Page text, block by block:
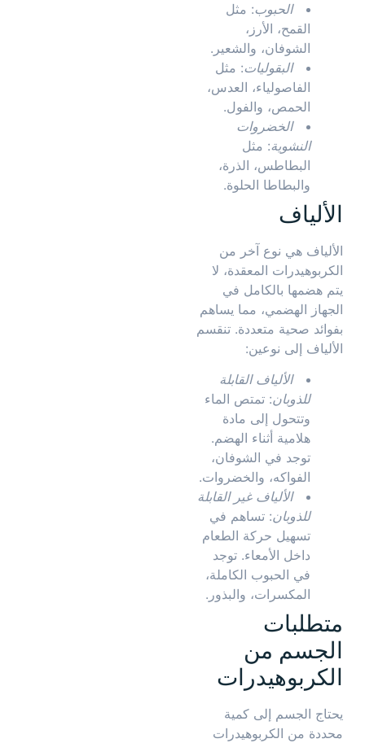
الحبوب: مثل
القمح، الأرز،
الشوفان، والشعير.
البقوليات: مثل
الفاصولياء، العدس،
الحمص، والفول.
الخضروات
النشوية: مثل
البطاطس، الذرة،
والبطاطا الحلوة.
الألياف
الألياف هي نوع آخر من
الكربوهيدرات المعقدة، لا
يتم هضمها بالكامل في
الجهاز الهضمي، مما يساهم
بفوائد صحية متعددة. تنقسم
الألياف إلى نوعين:
الألياف القابلة
للذوبان: تمتص الماء
وتتحول إلى مادة
هلامية أثناء الهضم.
توجد في الشوفان،
الفواكه، والخضروات.
الألياف غير القابلة
للذوبان: تساهم في
تسهيل حركة الطعام
داخل الأمعاء. توجد
في الحبوب الكاملة،
المكسرات، والبذور.
متطلبات
الجسم من
الكربوهيدرات
يحتاج الجسم إلى كمية
محددة من الكربوهيدرات